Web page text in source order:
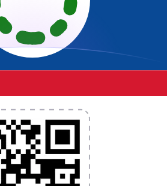
χρημάτων και διαχείριση
νομίσματα, ρυθμίστε
και μεταφέρετε χρήματα στο
χρεώσεις. Κάντε λήψη